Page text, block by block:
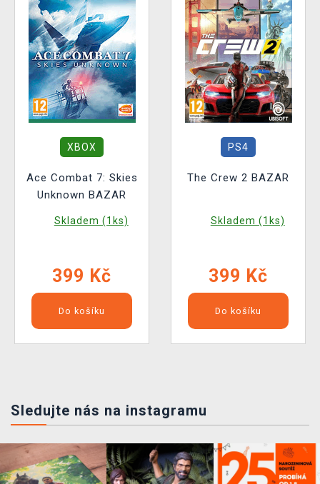
XBOX
Ace Combat 7: Skies
Unknown BAZAR
Skladem (1ks)
399 Kč
Do košíku
PS4
The Crew 2 BAZAR
Skladem (1ks)
399 Kč
Do košíku
Sledujte nás na instagramu